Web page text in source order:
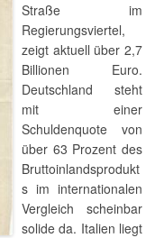
Straße im
Regierungsviertel,
zeigt aktuell über 2,7
Billionen Euro.
Deutschland steht
mit einer
Schuldenquote von
über 63 Prozent des
Bruttoinlandsprodukt
s im internationalen
Vergleich scheinbar
solide da. Italien liegt